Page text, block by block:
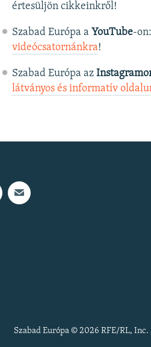
értesüljön cikkeinkről!
Szabad Európa a YouTube-
videócsatornánkra!
Szabad Európa az
látványos és informatív
Szabad Európa © 2026 RFE/RL,